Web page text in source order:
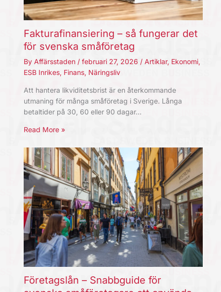
Fakturafinansiering – så fungerar det
för svenska småföretag
By Affärsstaden / februari 27, 2026 / Artiklar, Ekonomi,
ESB Inrikes, Finans, Näringsliv
Att hantera likviditetsbrist är en återkommande
utmaning för många småföretag i Sverige. Långa
betaltider på 30, 60 eller 90 dagar…
Read More »
Företagslån – Snabbguide för